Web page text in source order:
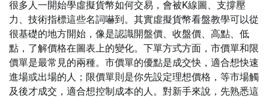
很多人一開始學虛擬貨幣如何交易，會被K線圖、支撐壓
力、技術指標這些名詞嚇到。其實虛擬貨幣看盤教學可以從
很基礎的地方開始，像是認識開盤價、收盤價、高點、低
點，了解價格在圖表上的變化。下單方式方面，市價單和限
價單是最常見的兩種。市價單的優點是成交快，適合想快速
進場或出場的人；限價單則是你先設定理想價格，等市場觸
及後才成交，適合想控制成本的人。對新手來說，先熟悉這